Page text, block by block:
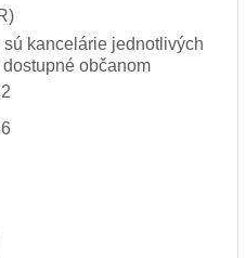
sú kancelárie jednotlivých
občanom
na Twitter